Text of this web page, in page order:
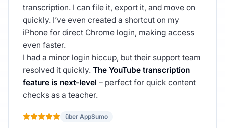
transcription. I can file it, export it, and move on
quickly. I’ve even created a shortcut on my
iPhone for direct Chrome login, making access
even faster.
I had a minor login hiccup, but their support team
resolved it quickly. The YouTube transcription
feature is next-level – perfect for quick content
checks as a teacher.
über AppSumo